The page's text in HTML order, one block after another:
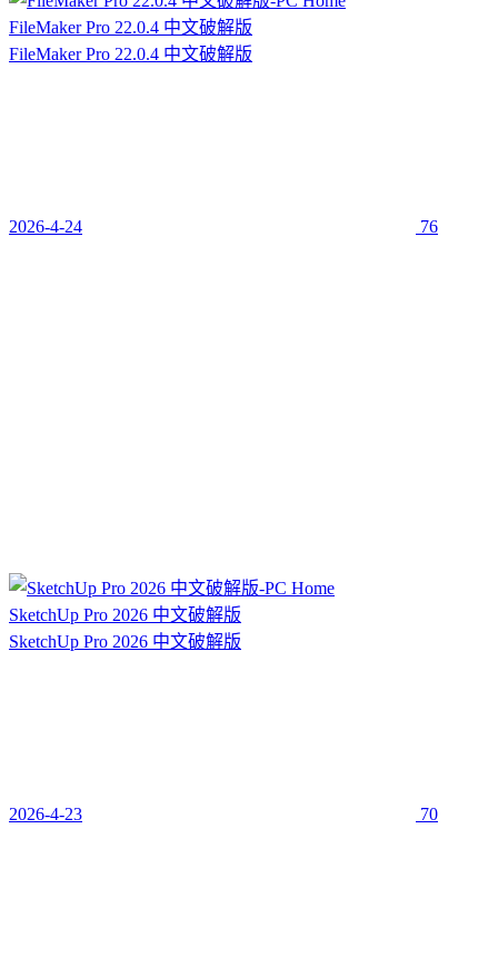
FileMaker Pro 22.0.4 中文破解版
FileMaker Pro 22.0.4 中文破解版
2026-4-24 76
SketchUp Pro 2026 中文破解版
SketchUp Pro 2026 中文破解版
2026-4-23 70